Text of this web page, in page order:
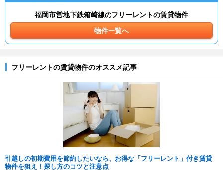
福岡市営地下鉄箱崎線のフリーレントの賃貸物件
物件一覧へ
フリーレントの賃貸物件のオススメ記事
引越しの初期費用を節約したいなら、お得な「フリーレント」付き賃貸
物件を狙え！探し方のコツと注意点